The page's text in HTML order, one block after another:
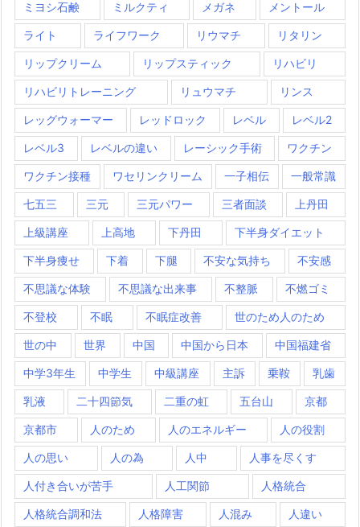
ミヨシ石鹸 ミルクティ メガネ メントール
ライト ライフワーク リウマチ リタリン
リップクリーム リップスティック リハビリ
リハビリトレーニング リュウマチ リンス
レッグウォーマー レッドロック レベル レベル2
レベル3 レベルの違い レーシック手術 ワクチン
ワクチン接種 ワセリンクリーム 一子相伝 一般常識
七五三 三元 三元パワー 三者面談 上丹田
上級講座 上高地 下丹田 下半身ダイエット
下半身痩せ 下着 下腿 不安な気持ち 不安感
不思議な体験 不思議な出来事 不整脈 不燃ゴミ
不登校 不眠 不眠症改善 世のため人のため
世の中 世界 中国 中国から日本 中国福建省
中学3年生 中学生 中級講座 主訴 乗鞍 乳歯
乳液 二十四節気 二重の虹 五台山 京都
京都市 人のため 人のエネルギー 人の役割
人の思い 人の為 人中 人事を尽くす
人付き合いが苦手 人工関節 人格統合
人格統合調和法 人格障害 人混み 人違い